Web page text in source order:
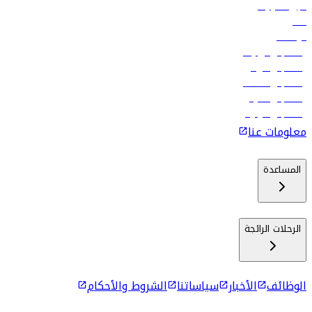
تأجير السيارات
فنادق
الوظائف
رحلات إلى تبيليسي
رحلات إلى الرياض
رحلات إلى مسقط
رحلات إلى ماليه
رحلات إلى كولومبو
معلومات عنا
المساعدة
الرحلات الرائجة
الوظائف الأخبار سياساتنا الشروط والأحكام